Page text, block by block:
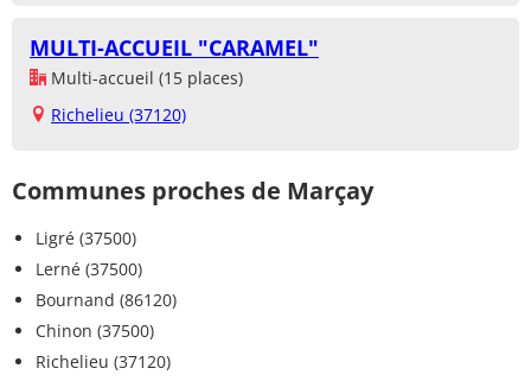
MULTI-ACCUEIL "CARAMEL"
Multi-accueil (15 places)
Richelieu (37120)
Communes proches de Marçay
Ligré (37500)
Lerné (37500)
Bournand (86120)
Chinon (37500)
Richelieu (37120)